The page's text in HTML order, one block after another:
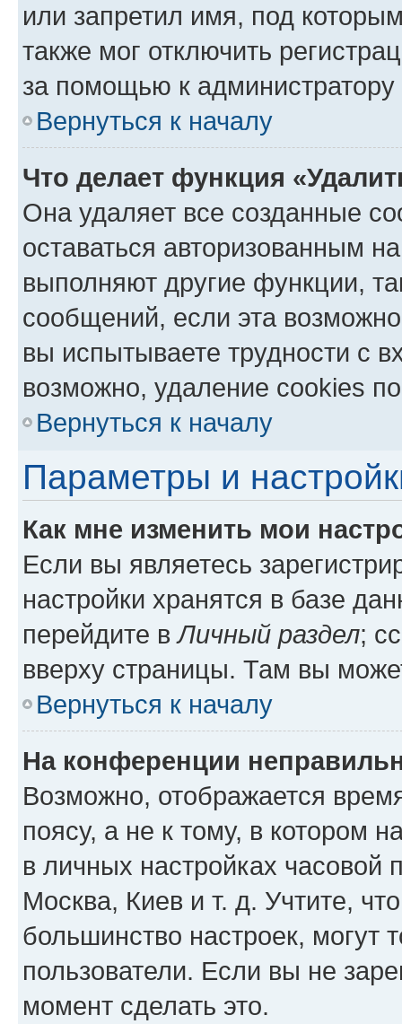
или запретил имя, под
также мог отключить
за помощью к
Вернуться к началу
Что делает функция
Она удаляет все созданные
оставаться авторизованным
выполняют другие функции,
сообщений, если эта
вы испытываете трудности с
возможно, удаление cookies
Вернуться к началу
Параметры и
Как мне изменить мои
Если вы являетесь
настройки хранятся в базе
перейдите вЛичный раздел;
вверху страницы. Там вы
Вернуться к началу
На конференции
Возможно, отображается
поясу, а не к тому, в котором
в личных настройках часовой
Москва, Киев и т. д. Учтите,
большинство настроек, могут
пользователи. Если вы не
момент сделать это.